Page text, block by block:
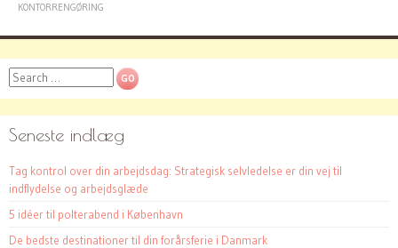
KONTORRENGØRING
Search
Seneste indlæg
Tag kontrol over din arbejdsdag: Strategisk selvledelse er din vej til
indflydelse og arbejdsglæde
5 idéer til polterabend i København
De bedste destinationer til din forårsferie i Danmark